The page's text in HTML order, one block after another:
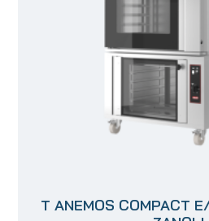
T ANEMOS COMPACT